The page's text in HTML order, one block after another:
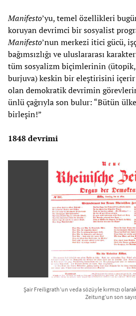
Manifesto’yu, temel özellikleri
koruyan devrimci bir sosyalist
Manifesto’nun merkezi itici gücü,
bağımsızlığı ve uluslararası
tüm sosyalizm biçimlerinin
burjuva) keskin bir eleştirisini içerir
olan demokratik devrimin
ünlü çağrıyla son bulur: “Bütün
birleşin!”
1848 devrimi
Şair Freiligrath’un veda sözüyle kırmızı
Zeitung’un son